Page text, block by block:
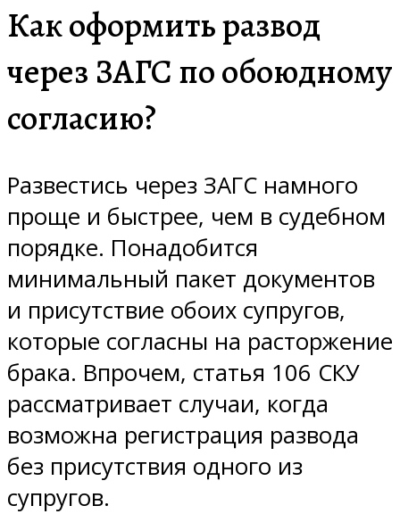
Как оформить развод
через ЗАГС по обоюдному
согласию?
Развестись через ЗАГС намного
проще и быстрее, чем в судебном
порядке. Понадобится
минимальный пакет документов
и присутствие обоих супругов,
которые согласны на расторжение
брака. Впрочем, статья 106 СКУ
рассматривает случаи, когда
возможна регистрация развода
без присутствия одного из
супругов.